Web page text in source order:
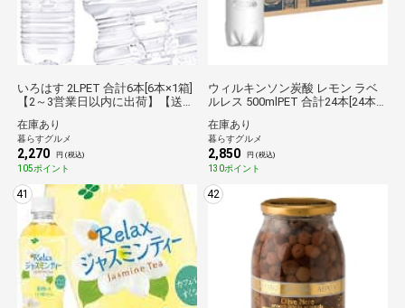
いろはす 2LPET 合計6本[6本×1箱]
【2～3営業日以内に出荷】【送料
庫C★
在庫あり
暮らすグルメ
2,270 円 (税込)
105ポイント
ウィルキンソン炭酸 レモン ラベ
ルレス 500mlPET 合計24本[24本
【送料無料】アサヒ倉庫C★
在庫あり
暮らすグルメ
2,850 円 (税込)
130ポイント
41 42